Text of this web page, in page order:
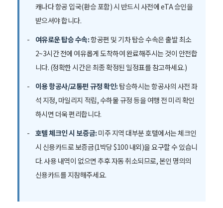
캐나다 항공 입국(환승 포함) 시 반드시 사전에 eTA 승인을
받으셔야 합니다.
여유로운 탑승 수속:항공편 및 기차 탑승 수속은 출발 최소
2~3시간 전에 여유롭게 도착하여 완료해주시는 것이 안전합
니다. (정확한 시간은 최종 확정된 일정표를 참고하세요.)
이용 항공사/교통편 규정 확인: 탑승하시는 항공사의 사전 좌
석 지정, 마일리지 적립, 수하물 규정 등을 여행 전 미리 확인
하시면 더욱 편리합니다.
호텔 체크인 시 보증금: 미주 지역 대부분 호텔에서는 체크인
시 신용카드로 보증금(1박당 $100 내외)을 요구할 수 있습니
다. 사용 내역이 없으면 추후 자동 취소되므로, 본인 명의의
신용카드를 지참해주세요.